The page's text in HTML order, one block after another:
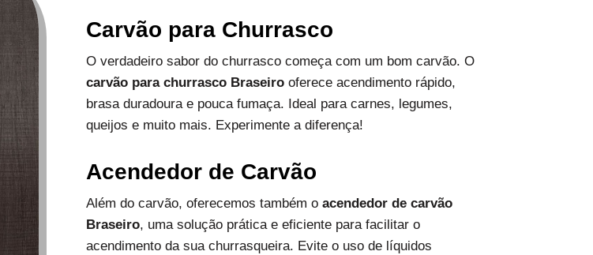
Carvão para Churrasco
O verdadeiro sabor do churrasco começa com um bom carvão. O
carvão para churrasco Braseirooferece acendimento rápido,
brasa duradoura e pouca fumaça. Ideal para carnes, legumes,
queijos e muito mais. Experimente a diferença!
Acendedor de Carvão
Além do carvão, oferecemos também o acendedor de carvão
Braseiro, uma solução prática e eficiente para facilitar o
acendimento da sua churrasqueira. Evite o uso de líquidos